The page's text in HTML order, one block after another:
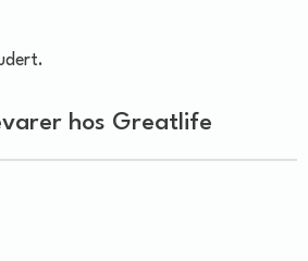
hos Greatlife